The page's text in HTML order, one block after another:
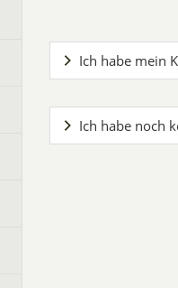
Ich habe mein
Ich habe noch